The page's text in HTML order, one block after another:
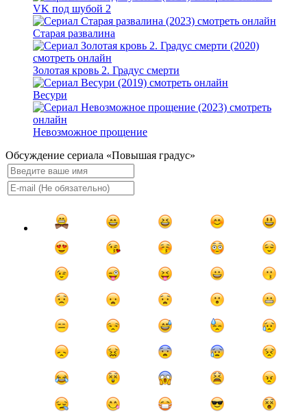
VK под шубой 2
Старая развалина
Золотая кровь 2. Градус смерти
Весури
Невозможное прощение
Обсуждение сериала «Повышая градус»